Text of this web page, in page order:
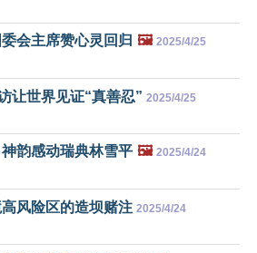
会主席赞心灵回归 🖼️ 2025/4/25
让世界见证“真善忍” 2025/4/25
韵感动瑞典林雪平 🖼️ 2025/4/24
风险区的造坝赌注 2025/4/24